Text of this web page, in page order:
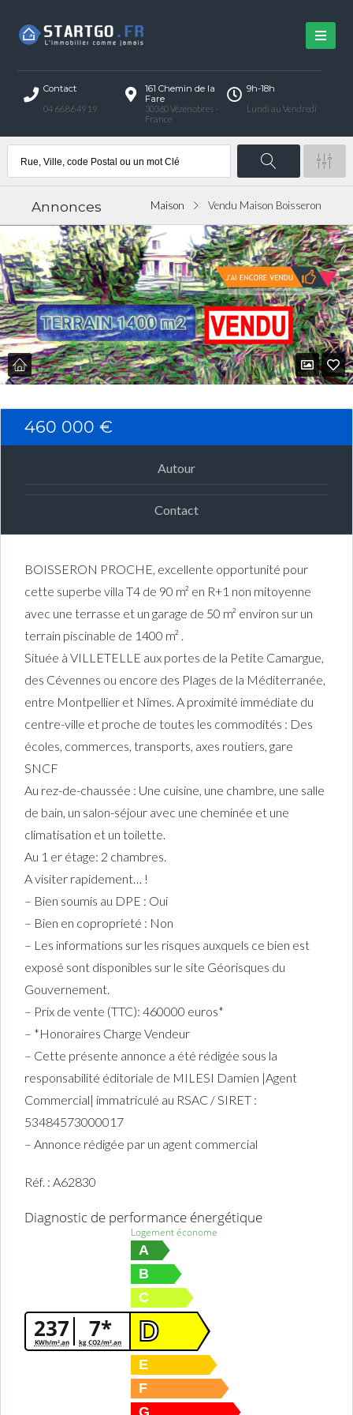
Identifiant
Mot de passe
Mot de passe perdu ?
Contact
04 66 86 49 19
161 Chemin de la
Fare
30360 Vézénobres -
France
9h-18h
Lundi au Vendredi
Annonces Maison Vendu Maison Boisseron
460 000 €
Autour
Contact
BOISSERON PROCHE, excellente opportunité pour
cette superbe villa T4 de 90 m² en R+1 non mitoyenne
avec une terrasse et un garage de 50 m² environ sur un
terrain piscinable de 1400 m² .
Située à VILLETELLE aux portes de la Petite Camargue,
des Cévennes ou encore des Plages de la Méditerranée,
entre Montpellier et Nîmes. A proximité immédiate du
centre-ville et proche de toutes les commodités : Des
écoles, commerces, transports, axes routiers, gare
SNCF
Au rez-de-chaussée : Une cuisine, une chambre, une salle
de bain, un salon-séjour avec une cheminée et une
climatisation et un toilette.
Au 1 er étage: 2 chambres.
A visiter rapidement… !
– Bien soumis au DPE : Oui
– Bien en coproprieté : Non
– Les informations sur les risques auxquels ce bien est
exposé sont disponibles sur le site Géorisques du
Gouvernement.
– Prix de vente (TTC): 460000 euros*
– *Honoraires Charge Vendeur
– Cette présente annonce a été rédigée sous la
responsabilité éditoriale de MILESI Damien |Agent
Commercial| immatriculé au RSAC / SIRET :
53484573000017
– Annonce rédigée par un agent commercial
Réf. : A62830
Diagnostic de performance énergétique
237
KWh/m².an 7*
kg CO2/m².an
Logement économe
A
B
C
D
E
F